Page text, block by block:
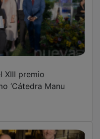
XIII premio
‘Cátedra Manu